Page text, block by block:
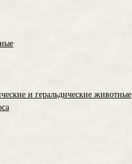
и геральдические животные